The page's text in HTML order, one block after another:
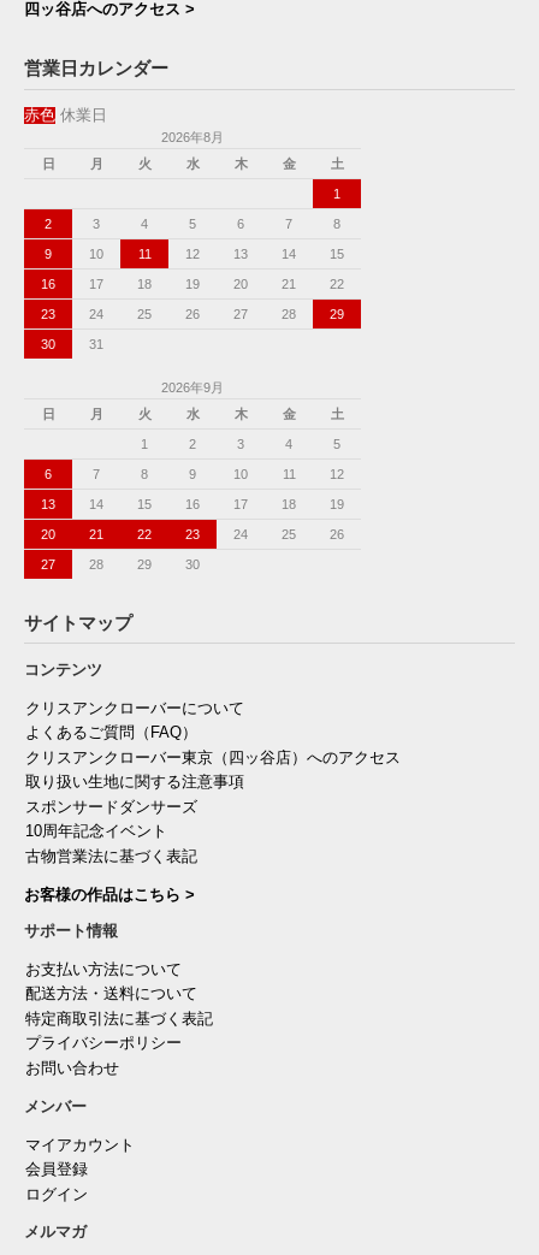
四ッ谷店へのアクセス >
営業日カレンダー
赤色 休業日
2026年8月
日
月 火 水 木 金 土
1
2 3 4 5 6 7 8
9 10 11 12 13 14 15
16 17 18 19 20 21 22
23 24 25 26 27 28 29
30 31
2026年9月
日
月 火 水 木 金 土
1 2 3 4 5
6 7 8 9 10 11 12
13 14 15 16 17 18 19
20 21 22 23 24 25 26
27 28 29 30
サイトマップ
コンテンツ
クリスアンクローバーについて
よくあるご質問（FAQ）
クリスアンクローバー東京（四ッ谷店）へのアクセス
取り扱い生地に関する注意事項
スポンサードダンサーズ
10周年記念イベント
古物営業法に基づく表記
お客様の作品はこちら >
サポート情報
お支払い方法について
配送方法・送料について
特定商取引法に基づく表記
プライバシーポリシー
お問い合わせ
メンバー
マイアカウント
会員登録
ログイン
メルマガ